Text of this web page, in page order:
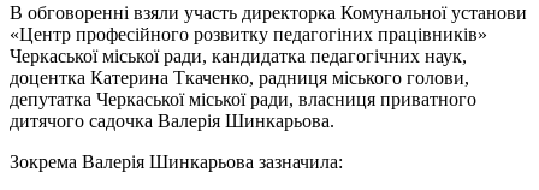
В обговоренні взяли участь директорка Комунальної установи
«Центр професійного розвитку педагогіних працівників»
Черкаської міської ради, кандидатка педагогічних наук,
доцентка Катерина Ткаченко, радниця міського голови,
депутатка Черкаської міської ради, власниця приватного
дитячого садочка Валерія Шинкарьова.
Зокрема Валерія Шинкарьова зазначила: